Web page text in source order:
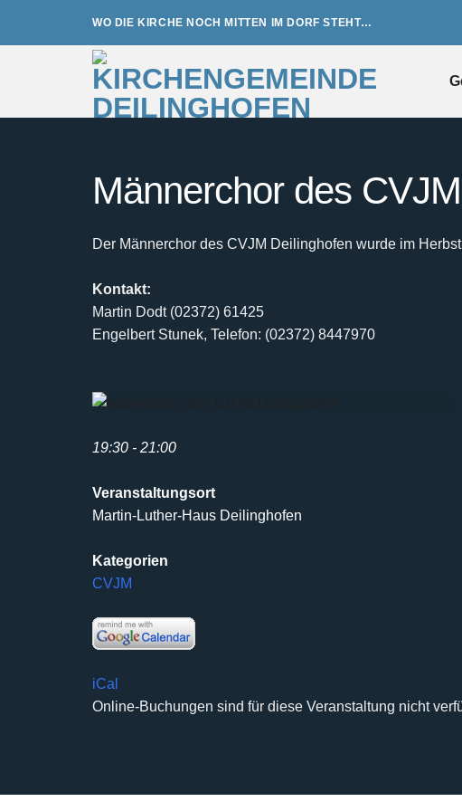
WO DIE KIRCHE NOCH MITTEN IM DORF STEHT…
Männerchor des
Der Männerchor des CVJM Deilinghofen wurde im
Kontakt:
Martin Dodt (02372) 61425
Engelbert Stunek, Telefon: (02372) 8447970
19:30 - 21:00
Veranstaltungsort
Martin-Luther-Haus Deilinghofen
Kategorien
CVJM
iCal
Online-Buchungen sind für diese Veranstaltung nicht